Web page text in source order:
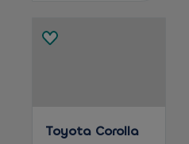
Toyota Corolla